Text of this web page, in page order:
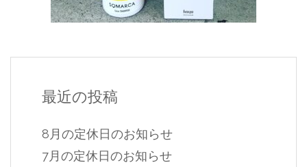
最近の投稿
8月の定休日のお知らせ
7月の定休日のお知らせ